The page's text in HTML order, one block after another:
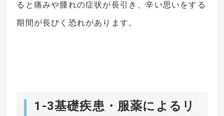
ると痛みや腫れの症状が長引き、辛い思いをする
期間が長びく恐れがあります。
1-3基礎疾患・服薬によるリ